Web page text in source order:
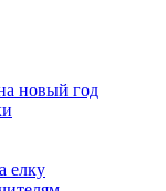
новый год
елку